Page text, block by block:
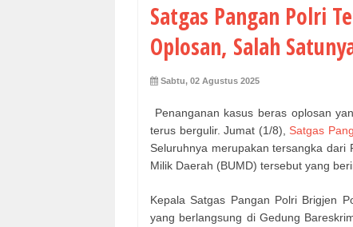
Satgas Pangan Polri
Oplosan, Salah
Sabtu, 02 Agustus 2025
Penanganan kasus beras oplosan
terus bergulir. Jumat (1/8), Satgas
Seluruhnya merupakan tersangka
Milik Daerah (BUMD) tersebut yang
Kepala Satgas Pangan Polri Brigjen
yang berlangsung di Gedung